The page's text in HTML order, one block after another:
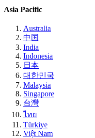
Asia Pacific
Australia
中国
India
Indonesia
日本
대한민국
Malaysia
Singapore
台灣
ไทย
Türkiye
Việt Nam